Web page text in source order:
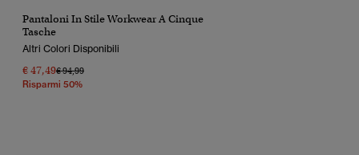
Pantaloni In Stile Workwear A Cinque
Tasche
Altri Colori Disponibili
€ 47,49Prezzo Ridotto Da
€ 94,99A
Risparmi 50%